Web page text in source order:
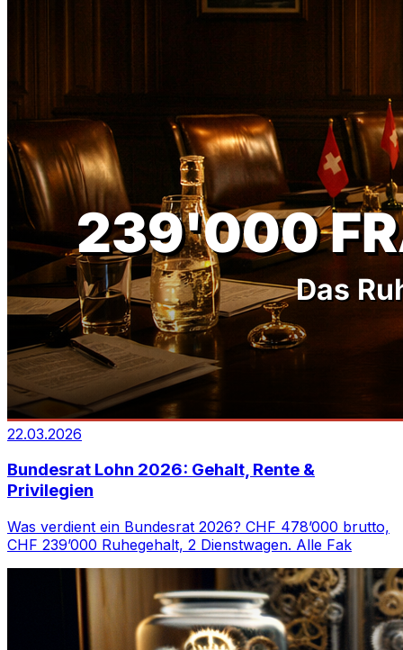
22.03.2026
Bundesrat Lohn 2026: Gehalt, Rente &
Privilegien
Was verdient ein Bundesrat 2026? CHF 478’000 brutto,
CHF 239’000 Ruhegehalt, 2 Dienstwagen. Alle Fak